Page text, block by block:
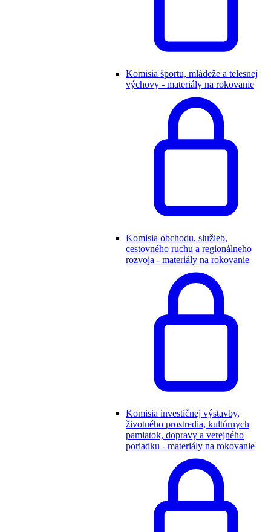
Komisia športu, mládeže a telesnej
výchovy - materiály na rokovanie
Komisia obchodu, služieb,
cestovného ruchu a regionálneho
rozvoja - materiály na rokovanie
Komisia investičnej výstavby,
životného prostredia, kultúrnych
pamiatok, dopravy a verejného
poriadku - materiály na rokovanie